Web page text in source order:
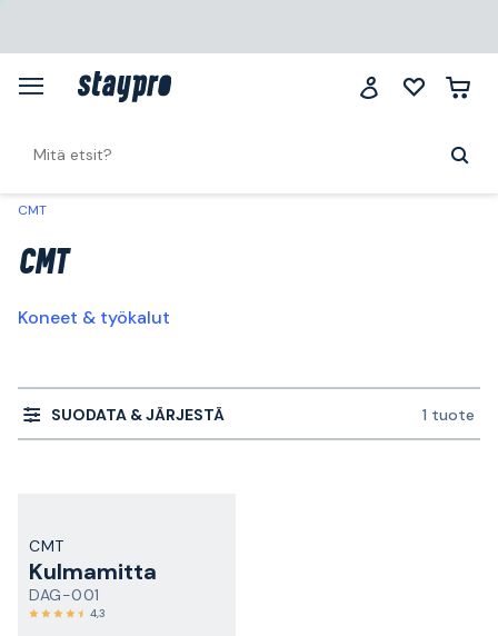
CMT
CMT
Koneet & työkalut
SUODATA & JÄRJESTÄ 1 tuote
CMT
Kulmamitta
DAG-001
4,3